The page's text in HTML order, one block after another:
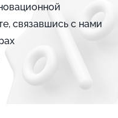
связавшись с нами